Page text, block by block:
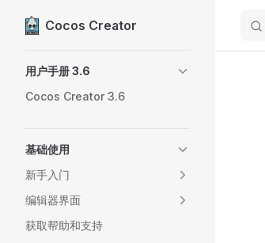
Skip to content
Cocos Creator
用户手册 3.6
Cocos Creator 3.6
基础使用
新手入门
编辑器界面
获取帮助和支持